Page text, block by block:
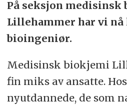
Sted: Lillehammer
Stillingstittel:
Stillinger: 1
Heltid / Deltid: Heltid
På seksjon medisinsk
Lillehammer har vi
bioingeniør.
Medisinsk biokjemi
fin miks av ansatte.
nyutdannede, de som